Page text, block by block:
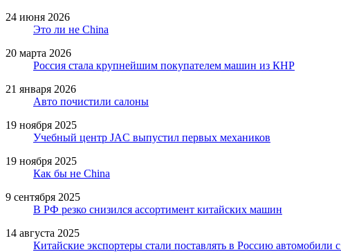
24 июня 2026
Это ли не China
20 марта 2026
Россия стала крупнейшим покупателем машин из КНР
21 января 2026
Авто почистили салоны
19 ноября 2025
Учебный центр JAC выпустил первых механиков
19 ноября 2025
Как бы не China
9 сентября 2025
В РФ резко снизился ассортимент китайских машин
14 августа 2025
Китайские экспортеры стали поставлять в Россию автомобили